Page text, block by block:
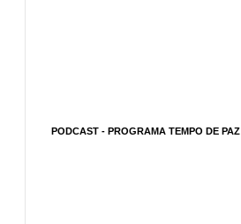
PODCAST - PROGRAMA TEMPO DE PAZ